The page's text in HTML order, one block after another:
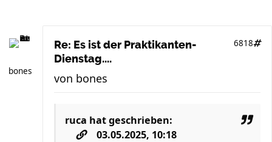
bones
Re: Es ist der Praktikanten-
Dienstag....
6818
von bones
ruca hat geschrieben:
03.05.2025, 10:18